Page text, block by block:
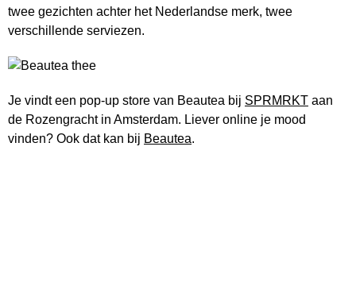
twee gezichten achter het Nederlandse merk, twee
verschillende serviezen.
Je vindt een pop-up store van Beautea bij SPRMRKT aan
de Rozengracht in Amsterdam. Liever online je mood
vinden? Ook dat kan bij Beautea.